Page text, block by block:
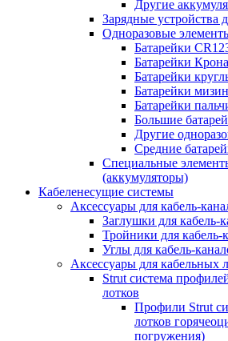
Другие
Зарядные устройства
Одноразовые
Батарейки
Батарейки
Батарейки
Батарейки
Батарейки
Большие
Другие
Средние
Специальные
(аккумуляторы)
Кабеленесущие системы
Аксессуары для кабель-
Заглушки для кабель-
Тройники для кабель-
Углы для кабель-
Аксессуары для кабельных
Strut система
лотков
Профили Strut
лотков
погружения)